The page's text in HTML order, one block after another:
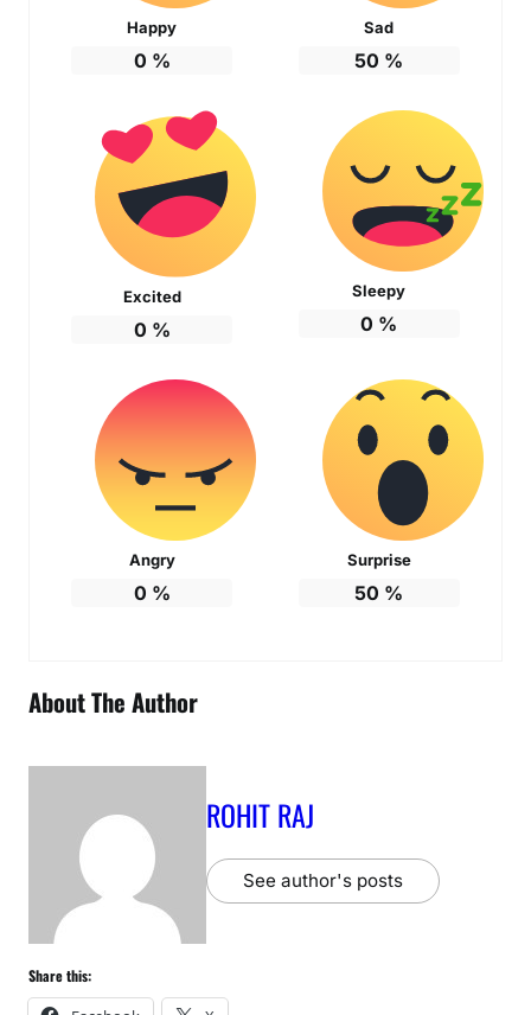
Happy
0 %
Sad
50 %
Excited
0 %
Sleepy
0 %
Angry
0 %
Surprise
50 %
About The Author
ROHIT RAJ
See author's posts
Share this: